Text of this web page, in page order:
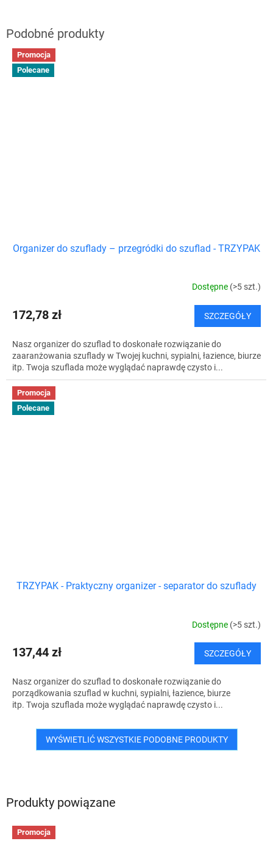
Produkty powiązane
Promocja
Promocja
Polecane
Organizer do szuflady – przegródki do szuflad - TRZYPAK
Dostępne (>5 szt.)
172,78 zł SZCZEGÓŁY
Nasz organizer do szuflad to doskonałe rozwiązanie do
zaaranżowania szuflady w Twojej kuchni, sypialni, łazience, biurze
itp. Twoja szuflada może wyglądać naprawdę czysto i...
Promocja
Polecane
TRZYPAK - Praktyczny organizer - separator do szuflady
Dostępne (>5 szt.)
137,44 zł SZCZEGÓŁY
Nasz organizer do szuflad to doskonałe rozwiązanie do
porządkowania szuflad w kuchni, sypialni, łazience, biurze
itp. Twoja szuflada może wyglądać naprawdę czysto i...
WYŚWIETLIĆ WSZYSTKIE PODOBNE PRODUKTY